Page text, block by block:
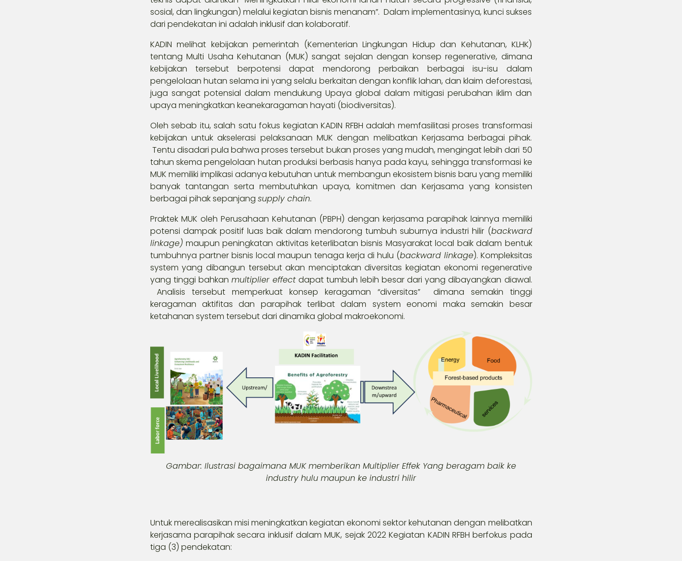
sosial, dan lingkungan) melalui kegiatan bisnis menanam”. Dalam implementasinya, kunci sukses
dari pendekatan ini adalah inklusif dan kolaboratif.
KADIN melihat kebijakan pemerintah (Kementerian Lingkungan Hidup dan Kehutanan, KLHK)
tentang Multi Usaha Kehutanan (MUK) sangat sejalan dengan konsep regenerative, dimana
kebijakan tersebut berpotensi dapat mendorong perbaikan berbagai isu-isu dalam
pengelolaan hutan selama ini yang selalu berkaitan dengan konflik lahan, dan klaim deforestasi,
juga sangat potensial dalam mendukung Upaya global dalam mitigasi perubahan iklim dan
upaya meningkatkan keanekaragaman hayati (biodiversitas).
Oleh sebab itu, salah satu fokus kegiatan KADIN RFBH adalah memfasilitasi proses transformasi
kebijakan untuk akselerasi pelaksanaan MUK dengan melibatkan Kerjasama berbagai pihak.
Tentu disadari pula bahwa proses tersebut bukan proses yang mudah, mengingat lebih dari 50
tahun skema pengelolaan hutan produksi berbasis hanya pada kayu, sehingga transformasi ke
MUK memiliki implikasi adanya kebutuhan untuk membangun ekosistem bisnis baru yang memiliki
banyak tantangan serta membutuhkan upaya, komitmen dan Kerjasama yang konsisten
berbagai pihak sepanjang supply chain.
Praktek MUK oleh Perusahaan Kehutanan (PBPH) dengan kerjasama parapihak lainnya memiliki
potensi dampak positif luas baik dalam mendorong tumbuh suburnya industri hilir (backward
linkage) maupun peningkatan aktivitas keterlibatan bisnis Masyarakat local baik dalam bentuk
tumbuhnya partner bisnis local maupun tenaga kerja di hulu (backward linkage). Kompleksitas
system yang dibangun tersebut akan menciptakan diversitas kegiatan ekonomi regenerative
yang tinggi bahkan multiplier effectdapat tumbuh lebih besar dari yang dibayangkan diawal.
Analisis tersebut memperkuat konsep keragaman “diversitas” dimana semakin tinggi
keragaman aktifitas dan parapihak terlibat dalam system eonomi maka semakin besar
ketahanan system tersebut dari dinamika global makroekonomi.
Gambar: Ilustrasi bagaimana MUK memberikan Multiplier Effek Yang beragam baik ke
industry hulu maupun ke industri hilir
Untuk merealisasikan misi meningkatkan kegiatan ekonomi sektor kehutanan dengan melibatkan
kerjasama parapihak secara inklusif dalam MUK, sejak 2022 Kegiatan KADIN RFBH berfokus pada
tiga (3) pendekatan: